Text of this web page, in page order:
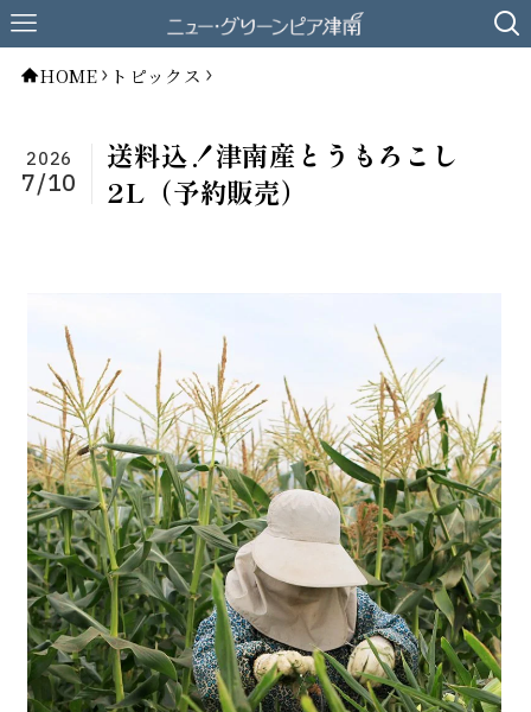
HOME トピックス
送料込！津南産とうもろこし
2L（予約販売）
2026
7/10